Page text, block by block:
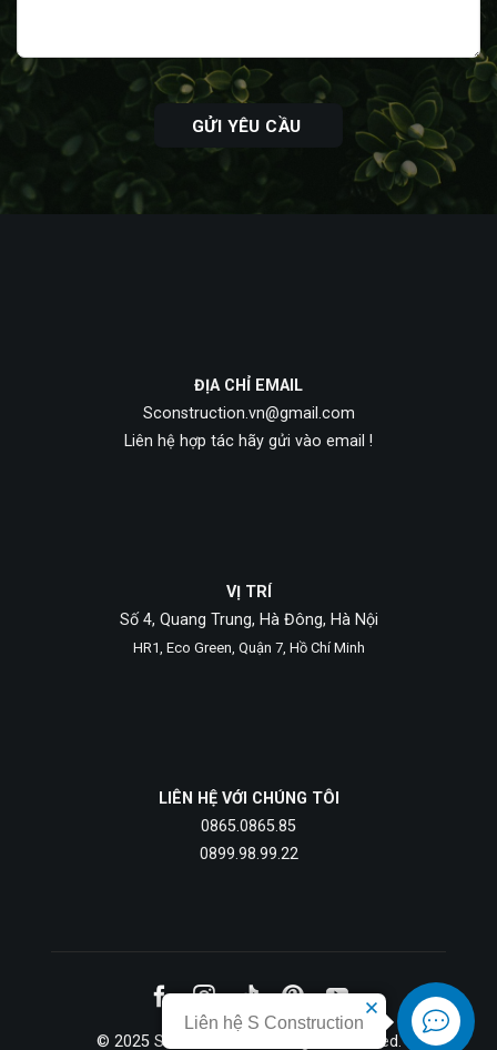
Liên hệ S Construction
ĐỊA CHỈ EMAIL
Sconstruction.vn@gmail.com
Liên hệ hợp tác hãy gửi vào email !
VỊ TRÍ
Số 4, Quang Trung, Hà Đông, Hà Nội
HR1, Eco Green, Quận 7, Hồ Chí Minh
LIÊN HỆ VỚI CHÚNG TÔI
0865.0865.85
0899.98.99.22
© 2025 S Construction. All rights reserved.